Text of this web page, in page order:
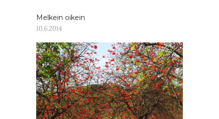
Melkein oikein
10.6.2014